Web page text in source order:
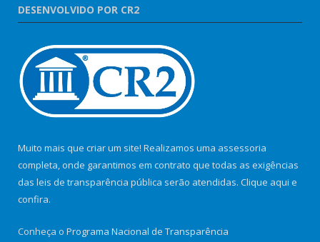
DESENVOLVIDO POR CR2
Muito mais que criar um site! Realizamos uma assessoria
completa, onde garantimos em contrato que todas as exigências
das leis de transparência pública serão atendidas. Clique aqui e
confira.
Conheça o Programa Nacional de Transparência